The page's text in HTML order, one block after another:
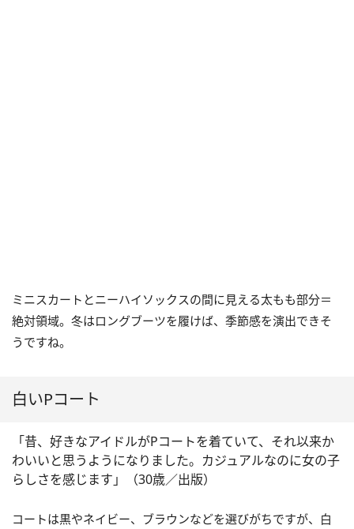
ミニスカートとニーハイソックスの間に見える太もも部分＝
絶対領域。冬はロングブーツを履けば、季節感を演出できそ
うですね。
白いPコート
「昔、好きなアイドルがPコートを着ていて、それ以来か
わいいと思うようになりました。カジュアルなのに女の子
らしさを感じます」（30歳／出版）
コートは黒やネイビー、ブラウンなどを選びがちですが、白